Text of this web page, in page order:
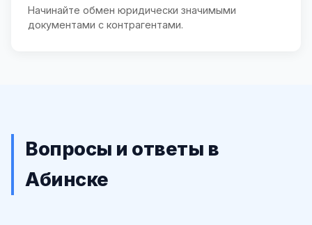
Начинайте обмен юридически значимыми
документами с контрагентами.
Вопросы и ответы в
Абинске